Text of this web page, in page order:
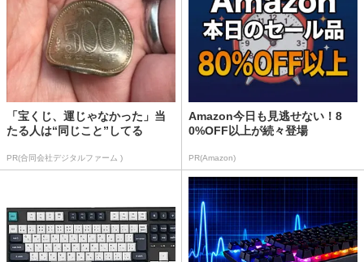
「宝くじ、運じゃなかった」当
たる人は“同じこと”してる
PR(合同会社デジタルファーム )
Amazon今日も見逃せない！8
0%OFF以上が続々登場
PR(Amazon)